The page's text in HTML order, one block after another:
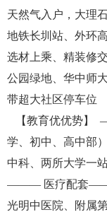
天然气入户，大理
地铁长圳站、外环
选材上乘、精装修
公园绿地、华中师
带超大社区停车位
【教育优优势
学、初中、高中部
中科、两所大学一
——— 医疗配套
光明中医院、附属